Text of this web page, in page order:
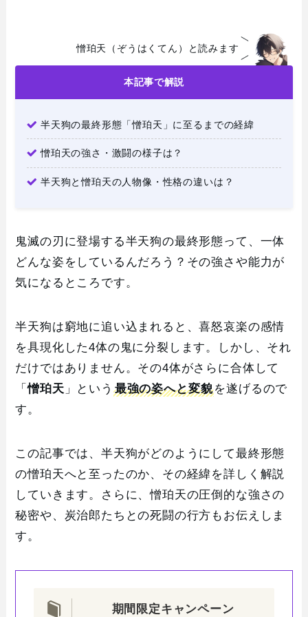
憎珀天（ぞうはくてん）と読みます
本記事で解説
半天狗の最終形態「憎珀天」に至るまでの経緯
憎珀天の強さ・激闘の様子は？
半天狗と憎珀天の人物像・性格の違いは？
鬼滅の刃に登場する半天狗の最終形態って、一体
どんな姿をしているんだろう？その強さや能力が
気になるところです。
半天狗は窮地に追い込まれると、喜怒哀楽の感情
を具現化した4体の鬼に分裂します。しかし、それ
だけではありません。その4体がさらに合体して
「憎珀天 」という 最強の姿へと変貌を遂げるので
す。
この記事では、半天狗がどのようにして最終形態
の憎珀天へと至ったのか、その経緯を詳しく解説
していきます。さらに、憎珀天の圧倒的な強さの
秘密や、炭治郎たちとの死闘の行方もお伝えしま
す。
期間限定キャンペーン